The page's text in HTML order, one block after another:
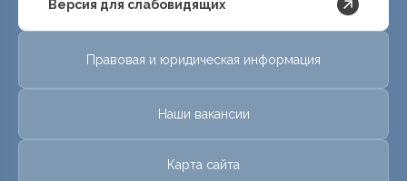
Версия для слабовидящих
Правовая и юридическая информация
Наши вакансии
Карта сайта